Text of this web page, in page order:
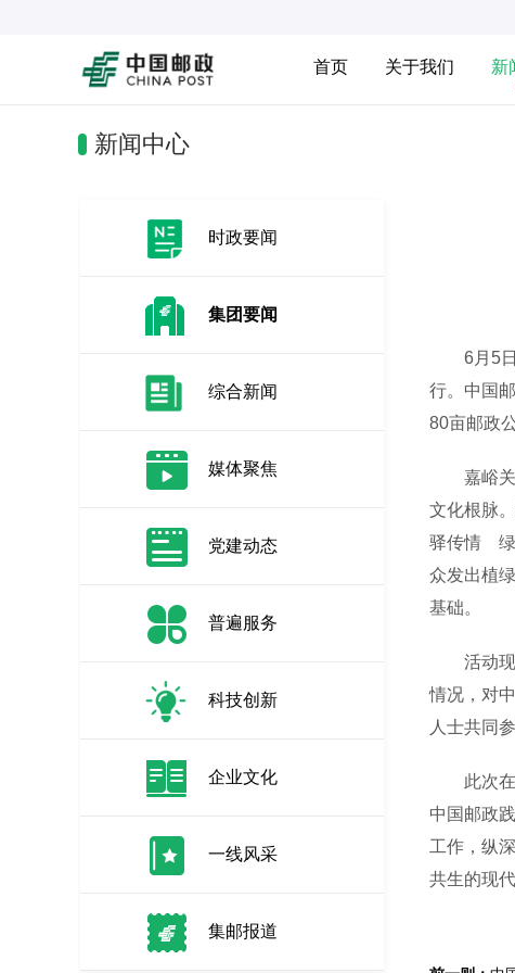
首页 关于我们 新
新闻中心
时政要闻
集团要闻
综合新闻
媒体聚焦
党建动态
普遍服务
科技创新
企业文化
一线风采
集邮报道
6月5日
行。中国
80亩邮政
嘉峪关地
文化根脉
驿传情 绿
众发出植
基础。
活动现场
情况，对
人士共同
此次在嘉
中国邮政
工作，纵
共生的现